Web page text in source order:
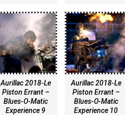
Aurillac 2018-Le
Piston Errant –
Blues-O-Matic
Experience 9
Aurillac 2018-Le
Piston Errant –
Blues-O-Matic
Experience 10